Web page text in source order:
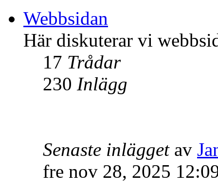
Webbsidan
Här diskuterar vi
17 Trådar
230 Inlägg
Senaste inläggetav
fre nov 28, 2025